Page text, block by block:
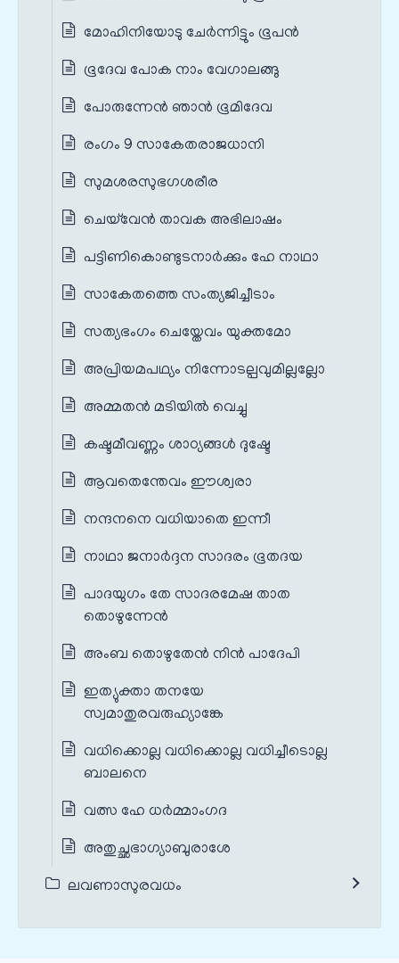
മോഹിനിയോടു ചേര്‍ന്നിട്ടും ഭൂപന്‍
ഭൂദേവ പോക നാം വേഗാലങ്ങു
പോരുന്നേന്‍ ഞാന്‍ ഭൂമിദേവ
രംഗം 9 സാകേതരാജധാനി
സുമശരസുഭഗശരീര
ചെയ്‌വേന്‍ താവക അഭിലാഷം
പട്ടിണികൊണ്ടുടനാര്‍ക്കും ഹേ നാഥാ
സാകേതത്തെ സംത്യജിച്ചീടാം
സത്യഭംഗം ചെയ്തേവം യുക്തമോ
അപ്രിയമപഥ്യം നിന്നോടല്പവുമില്ലല്ലോ
അമ്മതന്‍ മടിയില്‍ വെച്ചു
കഷ്ടമീവണ്ണം ശാഠ്യങ്ങള്‍ ദുഷ്ടേ
ആവതെന്തേവം ഈശ്വരാ
നന്ദനനെ വധിയാതെ ഇന്നീ
നാഥാ ജനാര്‍ദ്ദന സാദരം ഭൂതദയ
പാദയുഗം തേ സാദരമേഷ താത
തൊഴുന്നേന്‍
അംബ തൊഴുതേന്‍ നിന്‍ പാദേപി
ഇത്യുക്താ തനയേ
സ്വമാതുരവരുഹ്യാങ്കേ
വധിക്കൊല്ല വധിക്കൊല്ല വധിച്ചീടൊല്ല
ബാലനെ
വത്സ ഹേ ധര്‍മ്മാംഗദ
അതുച്ഛഭാഗ്യാബുരാശേ
ലവണാസുരവധം